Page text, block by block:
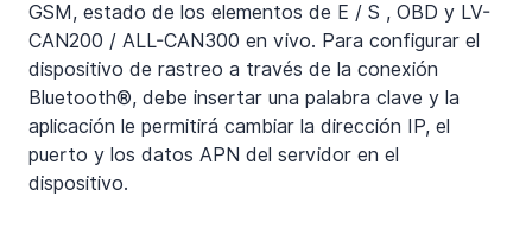
GSM, estado de los elementos de E / S , OBD y LV-
CAN200 / ALL-CAN300 en vivo. Para configurar el
dispositivo de rastreo a través de la conexión
Bluetooth®, debe insertar una palabra clave y la
aplicación le permitirá cambiar la dirección IP, el
puerto y los datos APN del servidor en el
dispositivo.